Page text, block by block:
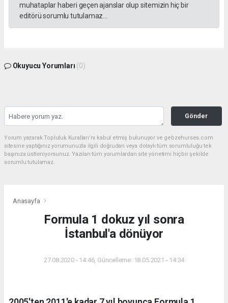
muhataplar haberi geçen ajanslar olup sitemizin hiç bir
editörü sorumlu tutulamaz...
Okuyucu Yorumları (0)
Gönder
Yorum yazarak Topluluk Kuralları’nı kabul etmiş bulunuyor ve gebzehurses.com
sitesine yaptığınız yorumunuzla ilgili doğrudan veya dolaylı tüm sorumluluğu tek
başınıza üstleniyorsunuz. Yazılan tüm yorumlardan site yönetimi hiçbir şekilde
sorumlu tutulamaz.
Anasayfa
Formula 1 dokuz yıl sonra
İstanbul'a dönüyor
27.08.2020 - 14:46, Güncelleme: 18.05.2021 - 14:34